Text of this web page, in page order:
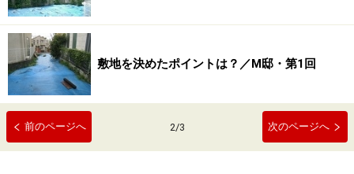
敷地を決めたポイントは？／M邸・第1回
前のページへ 2/3 次のページへ